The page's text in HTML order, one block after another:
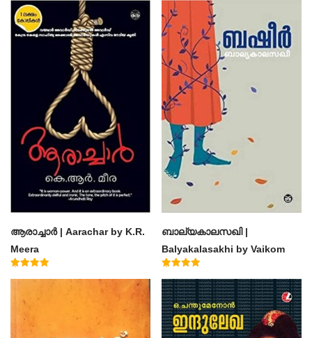
ആരാച്ചാര്‍ | Aarachar by K.R.
Meera
ബാല്യകാലസഖി |
Balyakalasakhi by Vaikom
Muhammad Basheer
4.60
out of 5